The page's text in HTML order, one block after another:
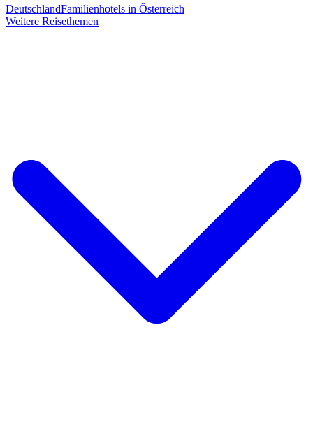
DeutschlandFamilienhotels in Österreich
Weitere Reisethemen